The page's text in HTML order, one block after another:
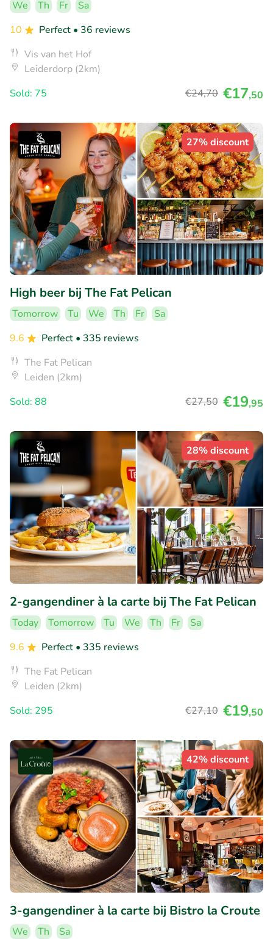
We Th Fr
Sa
10
Perfect • 36 reviews
Vis van het Hof
Leiderdorp (2km)
Sold: 75
€24,70 €17,50
27% discount
High beer bij The Fat Pelican
Tomorrow Tu We Th Fr
Sa
9.6
Perfect • 335 reviews
The Fat Pelican
Leiden (2km)
Sold: 88
€27,50 €19,95
28% discount
2-gangendiner à la carte bij The Fat Pelican
Today Tomorrow Tu We Th Fr
Sa
9.6
Perfect • 335 reviews
The Fat Pelican
Leiden (2km)
Sold: 295
€27,10 €19,50
42% discount
3-gangendiner à la carte bij Bistro la Croute
We Th
Sa